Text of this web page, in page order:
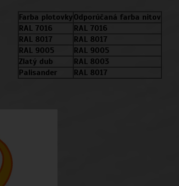
Farba plotovkyOdporúčaná farba nitov
RAL 7016
RAL 7016
RAL 8017
RAL 8017
RAL 9005
RAL 9005
Zlatý dub
RAL 8003
Palisander
RAL 8017